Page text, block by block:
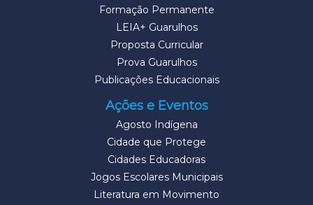
Formação Permanente
LEIA+ Guarulhos
Proposta Curricular
Prova Guarulhos
Publicações Educacionais
Ações e Eventos
Agosto Indígena
Cidade que Protege
Cidades Educadoras
Jogos Escolares Municipais
Literatura em Movimento